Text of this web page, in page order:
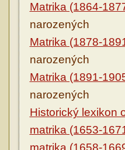
Matrika (1864-
narozených
Matrika (1878-
narozených
Matrika (1891-
narozených
Historický lexikon
matrika (1653-
matrika (1658-